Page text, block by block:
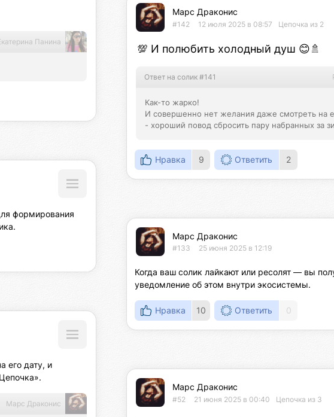
Панина
Марс Драконис
#142 12 июля 2025 в 08:57 Цепочка из 2
💯 И полюбить холодный душ 😊🚿
Ответ на солик #141
Как-то жарко!
И совершенно нет желания даже смотреть на
- хороший повод сбросить пару набранных за
Нравка 9 Ответить 2
формирования
Марс Драконис
#133 25 июня 2025 в 12:19
Когда ваш солик лайкают или ресолят — вы
уведомление об этом внутри экосистемы.
Нравка 10 Ответить 0
его дату, и
Марс Драконис
Марс Драконис
#52 21 июня 2025 в 00:40 Цепочка из 3